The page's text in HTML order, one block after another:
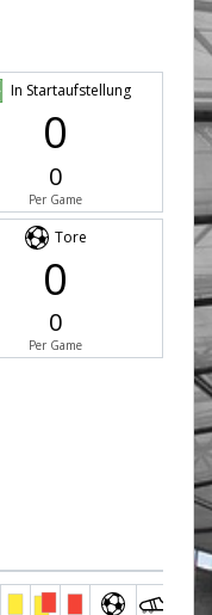
In Startaufstellung
0
0
Per Game
Tore
0
0
Per Game